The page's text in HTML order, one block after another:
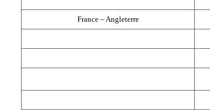
France – Angleterre